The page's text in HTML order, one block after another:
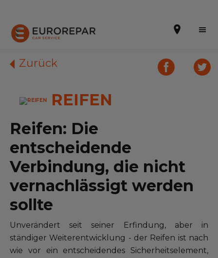
Terminvereinbarung
Online-Kostenvoranschlag
Die Marke
Leistungen
Angebote
Neuigkeiten
Unser Sortiment EUROREPAR
Kundenservice
Zurück
REIFEN
Reifen: Die
entscheidende
Verbindung, die nicht
vernachlässigt werden
sollte
Unverändert seit seiner Erfindung, aber in
ständiger Weiterentwicklung - der Reifen ist nach
wie vor ein entscheidendes Sicherheitselement,